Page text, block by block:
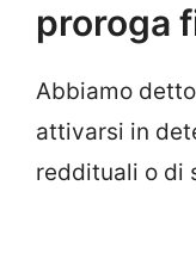
proroga
Abbiamo
attivarsi in
reddituali o di